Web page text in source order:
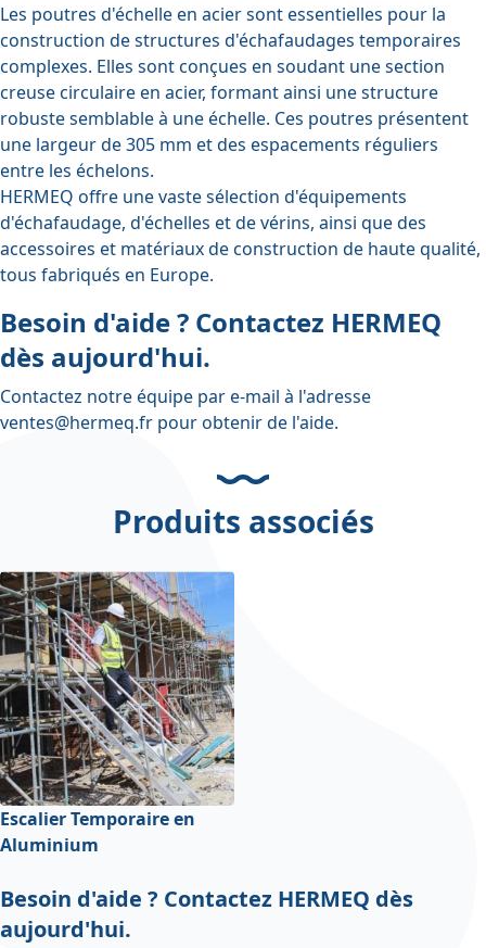
Les poutres d'échelle en acier sont essentielles pour la
construction de structures d'échafaudages temporaires
complexes. Elles sont conçues en soudant une section
creuse circulaire en acier, formant ainsi une structure
robuste semblable à une échelle. Ces poutres présentent
une largeur de 305 mm et des espacements réguliers
entre les échelons.
HERMEQ offre une vaste sélection d'équipements
d'échafaudage, d'échelles et de vérins, ainsi que des
accessoires et matériaux de construction de haute qualité,
tous fabriqués en Europe.
Besoin d'aide ? Contactez HERMEQ
dès aujourd'hui.
Contactez notre équipe par e-mail à l'adresse
ventes@hermeq.fr pour obtenir de l'aide.
Produits associés
Escalier Temporaire en
Aluminium
Besoin d'aide ? Contactez HERMEQ dès
aujourd'hui.